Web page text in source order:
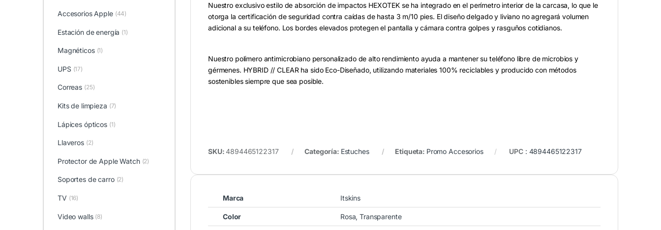
Nuestro exclusivo estilo de absorción de impactos HEXOTEK se ha integrado en el perímetro interior de la carcasa, lo que le
otorga la certificación de seguridad contra caídas de hasta 3 m/10 pies. El diseño delgado y liviano no agregará volumen
adicional a su teléfono. Los bordes elevados protegen el pantalla y cámara contra golpes y rasguños cotidianos.
Nuestro polímero antimicrobiano personalizado de alto rendimiento ayuda a mantener su teléfono libre de microbios y
gérmenes. HYBRID // CLEAR ha sido Eco-Diseñado, utilizando materiales 100% reciclables y producido con métodos
sostenibles siempre que sea posible.
SKU:4894465122317 Categoría: Estuches Etiqueta: Promo Accesorios UPC : 4894465122317
Marca Itskins
Color Rosa, Transparente
Accesorios Apple (44)
Estación de energía (1)
Magnéticos (1)
UPS (17)
Correas (25)
Kits de limpieza (7)
Lápices ópticos (1)
Llaveros (2)
Protector de Apple Watch (2)
Soportes de carro (2)
TV (16)
Video walls (8)